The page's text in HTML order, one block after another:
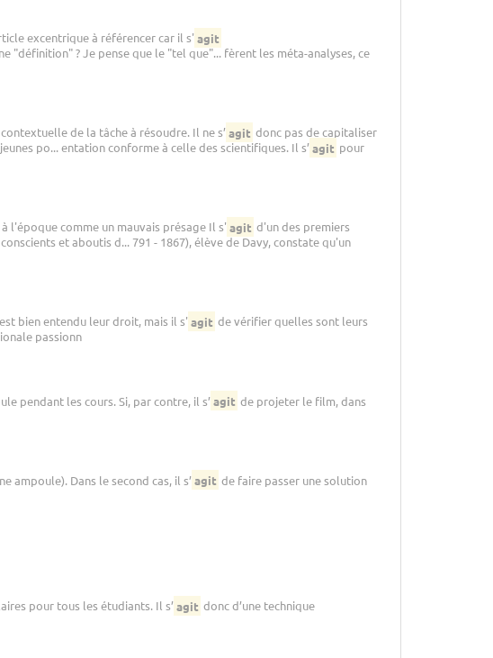
excentrique à référencer car il s' agit
"définition" ? Je pense que le "tel que"... fèrent les méta-analyses, ce
de la tâche à résoudre. Il ne s’agit donc pas de capitaliser
po... entation conforme à celle des scientifiques. Il s’agit pour
l'époque comme un mauvais présage Il s' agit d'un des premiers
et aboutis d... 791 - 1867), élève de Davy, constate qu'un
bien entendu leur droit, mais il s' agit de vérifier quelles sont leurs
passionn
pendant les cours. Si, par contre, il s’agit de projeter le film, dans
ampoule). Dans le second cas, il s’agit de faire passer une solution
pour tous les étudiants. Il s’agit donc d’une technique